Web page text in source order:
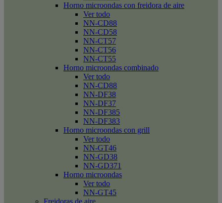
Horno microondas con freidora de aire
Ver todo
NN-CD88
NN-CD58
NN-CT57
NN-CT56
NN-CT55
Horno microondas combinado
Ver todo
NN-CD88
NN-DF38
NN-DF37
NN-DF385
NN-DF383
Horno microondas con grill
Ver todo
NN-GT46
NN-GD38
NN-GD371
Horno microondas
Ver todo
NN-GT45
Freidoras de aire